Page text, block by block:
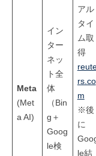
Meta
(Met
a AI)
イン
ター
ネッ
ト全
体
（Bin
g＋
Goog
le検
アル
タイ
ム取
得
rs.co
m
※後
に
le結